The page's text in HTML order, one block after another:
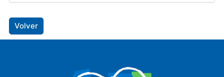
Volver